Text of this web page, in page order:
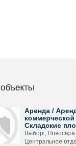
Аренда /
коммерческой
Складские
Выборг,
Центральное